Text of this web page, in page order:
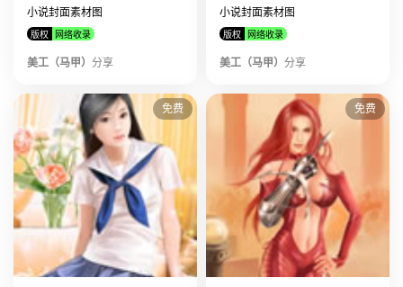
该美工上传了
小说封面素材图 素材ID:10792
该美工上传了
小说封面素材图 素材ID:10791
该美工上传了小说封面素材图 素材ID:9030
小说封面素材图
版权 网络收录
美工（马甲） 分享
小说封面素材图
版权 网络收录
美工（马甲） 分享
免费 免费